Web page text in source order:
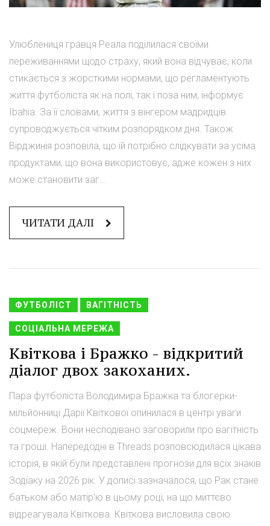
Улюблениця гравця Реала поділилася своїми
переживаннями щодо страху, який вона відчуває, коли
стикається з жорсткими нормами, що регламентують
життя футболіста як на полі, так і поза ним, інформує
Ibahia. За її словами, життя з вінгером мадридців
супроводжується чітким розпорядком дня. Також
Вірджинія розповіла, що їй потрібно слідкувати за усіма
продуктами, що вона використовує, адже кожен з них
може становити заг...
ЧИТАТИ ДАЛІ
ФУТБОЛІСТ ВАГІТНІСТЬ
СОЦІАЛЬНА МЕРЕЖА
Квіткова і Бражко - відкритий
діалог двох закоханих.
Пара футболіста Володимира Бражка та блогерки-
мільйонниці Дарії Квіткової опинилася в центрі уваги
соцмереж. Вони несподівано заговорили про вагітність
та гроші. Напередодні в Threads розповсюдилася цікава
історія, в якій були представлені прогнози для всіх знаків
Зодіаку на 2026 рік. У дописі зазначалося, що Рак стане
батьком або матір'ю в цьому році, на що миттєво
відреагувала Квіткова. Квіткова висловила свою